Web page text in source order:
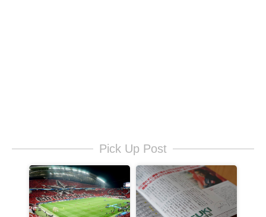
Pick Up Post